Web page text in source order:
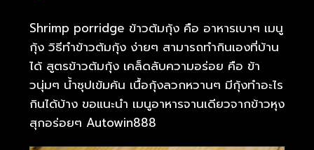
Shrimp porridge ข้าวต้มกุ้ง คือ อาหารเบาๆ เมนู
กุ้ง วิธีทำข้าวต้มกุ้ง ง่ายๆ สามารถทำกินเองที่บ้าน
ได้ สูตรข้าวต้มกุ้ง เคล็ดลับความอร่อย คือ ข้า
วนุ่มๆ น้ำซุปเข้มค้น เนื้อกุ้งลวกหวานๆ มีกุ้งทำอะไร
กินได้บ้าง ขอแนะนำ เมนูอาหารจานเดียวจากข้าวหุง
สุกอร่อยๆ Autowin888